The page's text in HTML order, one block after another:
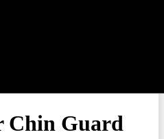
Chin Guard